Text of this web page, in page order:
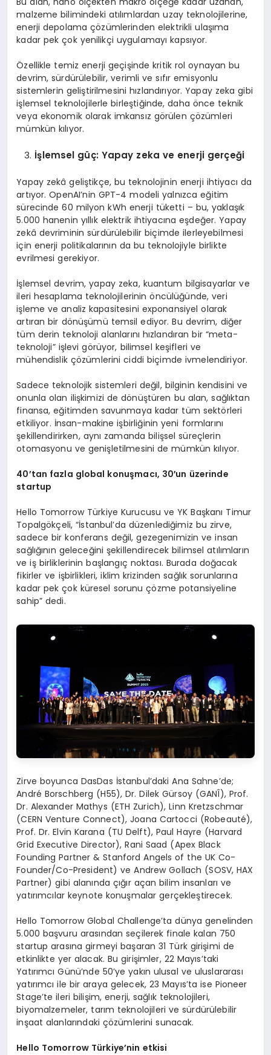
malzeme bilimindeki atılımlardan uzay teknolojilerine,
enerji depolama çözümlerinden elektrikli ulaşıma
kadar pek çok yenilikçi uygulamayı kapsıyor.
Özellikle temiz enerji geçişinde kritik rol oynayan bu
devrim, sürdürülebilir, verimli ve sıfır emisyonlu
sistemlerin geliştirilmesini hızlandırıyor. Yapay zeka gibi
işlemsel teknolojilerle birleştiğinde, daha önce teknik
veya ekonomik olarak imkansız görülen çözümleri
mümkün kılıyor.
İşlemsel güç: Yapay zeka ve enerji gerçeği
Yapay zekâ geliştikçe, bu teknolojinin enerji ihtiyacı da
artıyor. OpenAI’nin GPT-4 modeli yalnızca eğitim
sürecinde 60 milyon kWh enerji tüketti – bu, yaklaşık
5.000 hanenin yıllık elektrik ihtiyacına eşdeğer. Yapay
zekâ devriminin sürdürülebilir biçimde ilerleyebilmesi
için enerji politikalarının da bu teknolojiyle birlikte
evrilmesi gerekiyor.
İşlemsel devrim, yapay zeka, kuantum bilgisayarlar ve
ileri hesaplama teknolojilerinin öncülüğünde, veri
işleme ve analiz kapasitesini exponansiyel olarak
artıran bir dönüşümü temsil ediyor. Bu devrim, diğer
tüm derin teknoloji alanlarını hızlandıran bir “meta-
teknoloji” işlevi görüyor, bilimsel keşifleri ve
mühendislik çözümlerini ciddi biçimde ivmelendiriyor.
Sadece teknolojik sistemleri değil, bilginin kendisini ve
onunla olan ilişkimizi de dönüştüren bu alan, sağlıktan
finansa, eğitimden savunmaya kadar tüm sektörleri
etkiliyor. İnsan-makine işbirliğinin yeni formlarını
şekillendirirken, aynı zamanda bilişsel süreçlerin
otomasyonu ve genişletilmesini de mümkün kılıyor.
40’tan fazla global konuşmacı, 30′un üzerinde
startup
Hello Tomorrow Türkiye Kurucusu ve YK Başkanı Timur
Topalgökçeli, “İstanbul’da düzenlediğimiz bu zirve,
sadece bir konferans değil, gezegenimizin ve insan
sağlığının geleceğini şekillendirecek bilimsel atılımların
ve iş birliklerinin başlangıç noktası. Burada doğacak
fikirler ve işbirlikleri, iklim krizinden sağlık sorunlarına
kadar pek çok küresel sorunu çözme potansiyeline
sahip” dedi.
Zirve boyunca DasDas İstanbul’daki Ana Sahne’de;
André Borschberg (H55), Dr. Dilek Gürsoy (GANÎ), Prof.
Dr. Alexander Mathys (ETH Zurich), Linn Kretzschmar
(CERN Venture Connect), Joana Cartocci (Robeauté),
Prof. Dr. Elvin Karana (TU Delft), Paul Hayre (Harvard
Grid Executive Director), Rani Saad (Apex Black
Founding Partner & Stanford Angels of the UK Co-
Founder/Co-President) ve Andrew Gollach (SOSV, HAX
Partner) gibi alanında çığır açan bilim insanları ve
yatırımcılar keynote konuşmalar gerçekleştirecek.
Hello Tomorrow Global Challenge’ta dünya genelinden
5.000 başvuru arasından seçilerek finale kalan 750
startup arasına girmeyi başaran 31 Türk girişimi de
etkinlikte yer alacak. Bu girişimler, 22 Mayıs’taki
Yatırımcı Günü’nde 50’ye yakın ulusal ve uluslararası
yatırımcı ile bir araya gelecek, 23 Mayıs’ta ise Pioneer
Stage’te ileri bilişim, enerji, sağlık teknolojileri,
biyomalzemeler, tarım teknolojileri ve sürdürülebilir
inşaat alanlarındaki çözümlerini sunacak.
Hello Tomorrow Türkiye’nin etkisi